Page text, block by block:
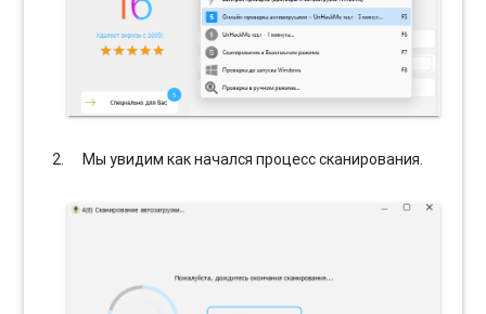
Мы увидим как начался процесс сканирования.